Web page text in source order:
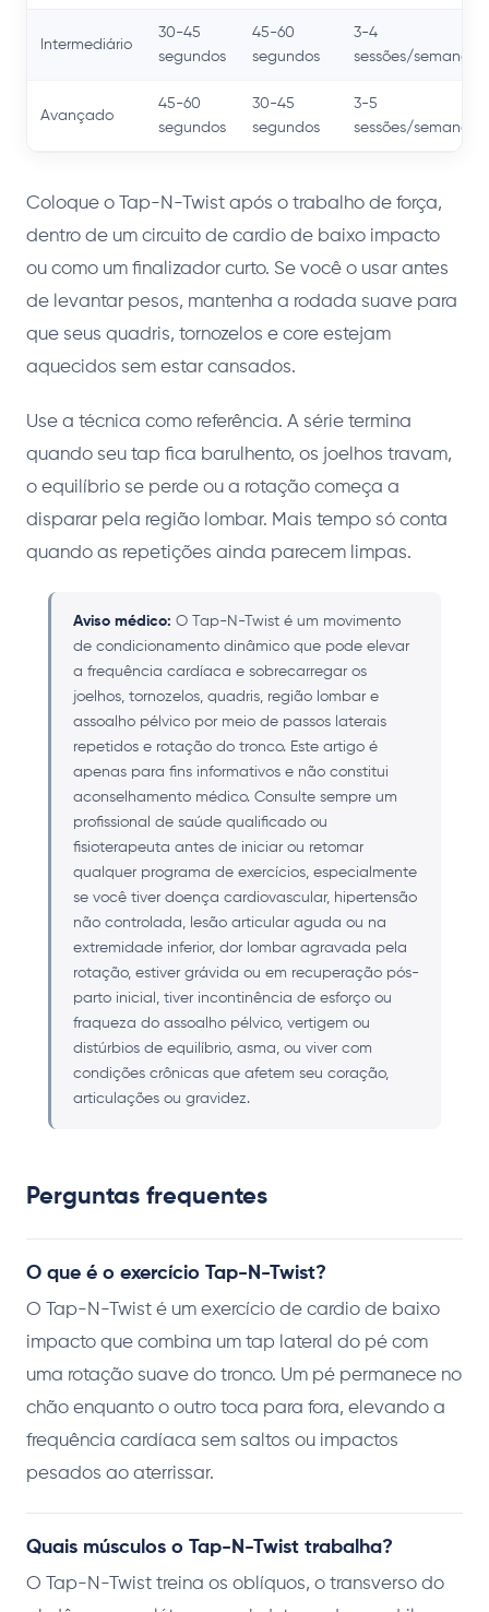
Intermediário
30-45
segundos
45-60
segundos
3-4
sessões/semana
Avançado
45-60
segundos
30-45
segundos
3-5
sessões/semana
Coloque o Tap-N-Twist após o trabalho de força,
dentro de um circuito de cardio de baixo impacto
ou como um finalizador curto. Se você o usar antes
de levantar pesos, mantenha a rodada suave para
que seus quadris, tornozelos e core estejam
aquecidos sem estar cansados.
Use a técnica como referência. A série termina
quando seu tap fica barulhento, os joelhos travam,
o equilíbrio se perde ou a rotação começa a
disparar pela região lombar. Mais tempo só conta
quando as repetições ainda parecem limpas.
Aviso médico: O Tap-N-Twist é um movimento
de condicionamento dinâmico que pode elevar
a frequência cardíaca e sobrecarregar os
joelhos, tornozelos, quadris, região lombar e
assoalho pélvico por meio de passos laterais
repetidos e rotação do tronco. Este artigo é
apenas para fins informativos e não constitui
aconselhamento médico. Consulte sempre um
profissional de saúde qualificado ou
fisioterapeuta antes de iniciar ou retomar
qualquer programa de exercícios, especialmente
se você tiver doença cardiovascular, hipertensão
não controlada, lesão articular aguda ou na
extremidade inferior, dor lombar agravada pela
rotação, estiver grávida ou em recuperação pós-
parto inicial, tiver incontinência de esforço ou
fraqueza do assoalho pélvico, vertigem ou
distúrbios de equilíbrio, asma, ou viver com
condições crônicas que afetem seu coração,
articulações ou gravidez.
Perguntas frequentes
O que é o exercício Tap-N-Twist?
O Tap-N-Twist é um exercício de cardio de baixo
impacto que combina um tap lateral do pé com
uma rotação suave do tronco. Um pé permanece no
chão enquanto o outro toca para fora, elevando a
frequência cardíaca sem saltos ou impactos
pesados ao aterrissar.
Quais músculos o Tap-N-Twist trabalha?
O Tap-N-Twist treina os oblíquos, o transverso do